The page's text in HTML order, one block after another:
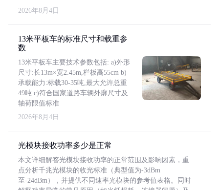
2026年8月4日
13米平板车的标准尺寸和载重参
数
13米平板车主要技术参数包括: a)外形
尺寸:长13m×宽2.45m,栏板高55cm b)
承载能力:标载30-35吨,最大允许总重
49吨 c)符合国家道路车辆外廓尺寸及
轴荷限值标准
2026年8月4日
光模块接收功率多少是正常
本文详细解答光模块接收功率的正常范围及影响因素，重
点分析千兆光模块的收光标准（典型值为-3dBm
至-24dBm），并提供不同速率光模块的参考值表格。同时